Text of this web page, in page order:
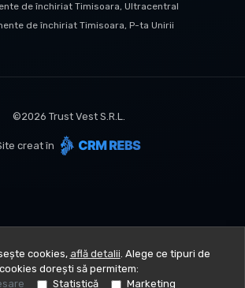
de închiriat Timisoara, Ultracentral
de închiriat Timisoara, P-ta Unirii
©2026 Trust Vest S.R.L.
creat în
cookies, află detalii. Alege ce tipuri de
cookies dorești să permitem:
Statistică Marketing